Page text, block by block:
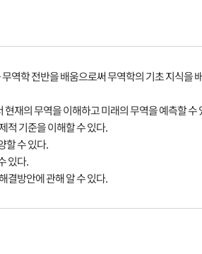
역학 전반을 배움으로써 무역학의 기초 지식을
재의 무역을 이해하고 미래의 무역을 예측할 수
적 기준을 이해할 수 있다.
할 수 있다.
있다.
결방안에 관해 알 수 있다.